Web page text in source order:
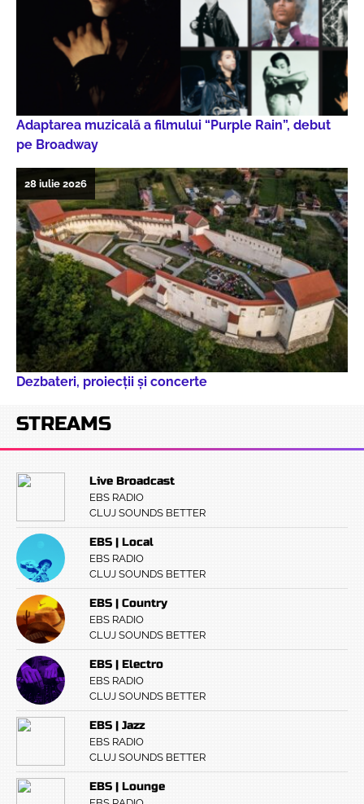
Adaptarea muzicală a filmului “Purple Rain”, debut
pe Broadway
Dezbateri, proiecţii şi concerte
28 iulie 2026
STREAMS
Live Broadcast
EBS RADIO
CLUJ SOUNDS BETTER
EBS | Local
EBS RADIO
CLUJ SOUNDS BETTER
EBS | Country
EBS RADIO
CLUJ SOUNDS BETTER
EBS | Electro
EBS RADIO
CLUJ SOUNDS BETTER
EBS | Jazz
EBS RADIO
CLUJ SOUNDS BETTER
EBS | Lounge